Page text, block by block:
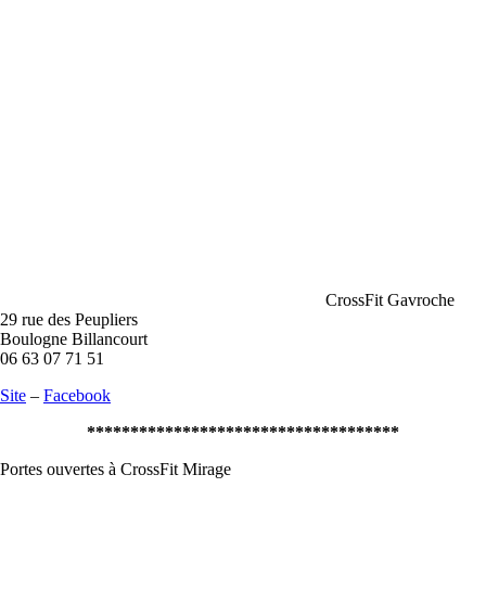
CrossFit Gavroche
29 rue des Peupliers
Boulogne Billancourt
06 63 07 71 51
Site – Facebook
************************************
Portes ouvertes à CrossFit Mirage